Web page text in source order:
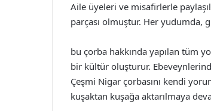
Aile üyeleri ve misafirlerle
parçası olmuştur. Her yudumda,
bu çorba hakkında yapılan tüm
bir kültür oluşturur.
Çeşmi Nigar çorbasını kendi
kuşaktan kuşağa aktarılmaya